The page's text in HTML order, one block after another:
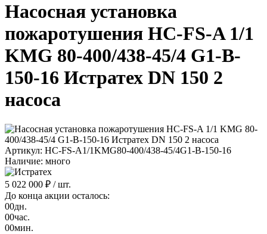
Насосная установка
пожаротушения HC-FS-A 1/1
KMG 80-400/438-45/4 G1-B-
150-16 Истратех DN 150 2
насоса
Артикул: HC-FS-A1/1KMG80-400/438-45/4G1-B-150-16
Наличие: много
5 022 000 ₽ / шт.
До конца акции осталось:
00дн.
00час.
00мин.